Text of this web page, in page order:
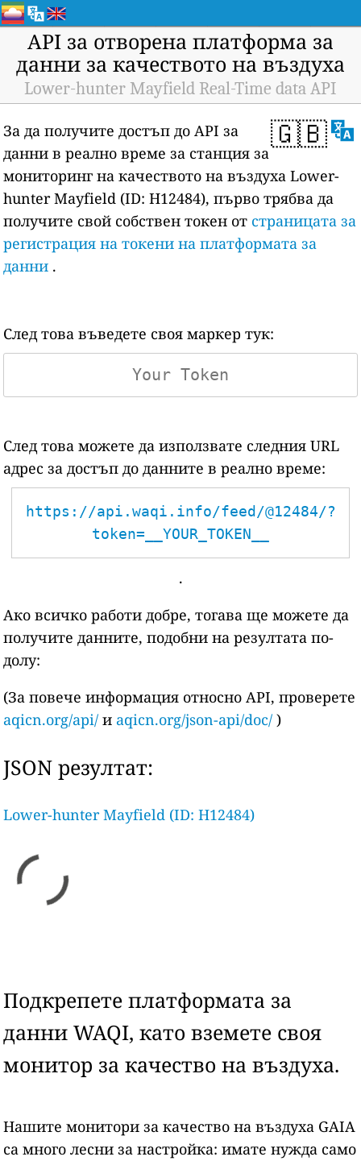
API за отворена платформа за
данни за качеството на въздуха
Lower-hunter Mayfield Real-Time data API
🇬🇧
За да получите достъп до API за
данни в реално време за станция за
мониторинг на качеството на въздуха Lower-
hunter Mayfield (ID: H12484), първо трябва да
получите свой собствен токен от страницата за
регистрация на токени на платформата за
данни .
След това въведете своя маркер тук:
След това можете да използвате следния URL
адрес за достъп до данните в реално време:
https://api.waqi.info/feed/@12484/?
token=__YOUR_TOKEN__
.
Ако всичко работи добре, тогава ще можете да
получите данните, подобни на резултата по-
долу:
(За повече информация относно API, проверете
aqicn.org/api/ и aqicn.org/json-api/doc/ )
JSON резултат:
Lower-hunter Mayfield (ID: H12484)
Подкрепете платформата за
данни WAQI, като вземете своя
монитор за качество на въздуха.
Нашите монитори за качество на въздуха GAIA
са много лесни за настройка: имате нужда само